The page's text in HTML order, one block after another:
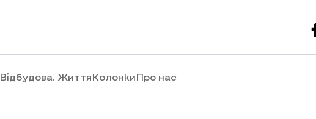
Відбудова. ЖиттяКолонкиПро нас